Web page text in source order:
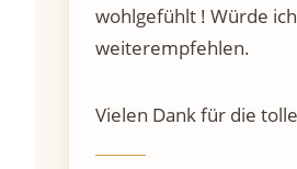
wohlgefühlt ! Würde
weiterempfehlen.
Vielen Dank für die